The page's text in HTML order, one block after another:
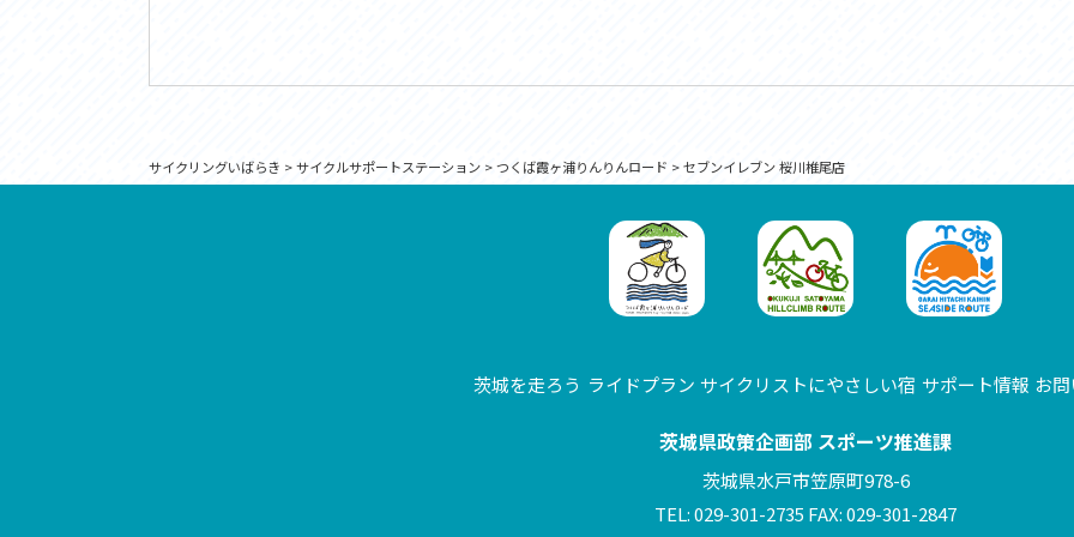
サイクリングいばらき >サイクルサポートステーション>つくば霞ヶ浦りんりんロード >セブンイレブン 桜川椎尾店
茨城を走ろう ライドプラン サイクリストにやさしい宿 サポート情報 お
茨城県政策企画部 スポーツ推進課
茨城県水戸市笠原町978-6
TEL: 029-301-2735 FAX: 029-301-2847